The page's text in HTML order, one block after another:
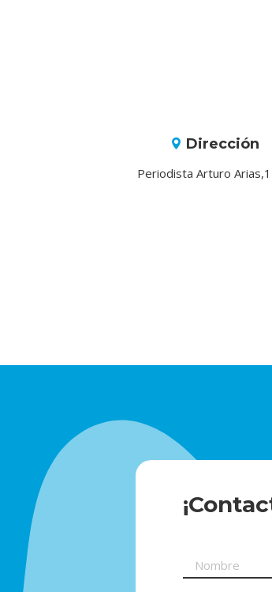
Dirección
Periodista Arturo